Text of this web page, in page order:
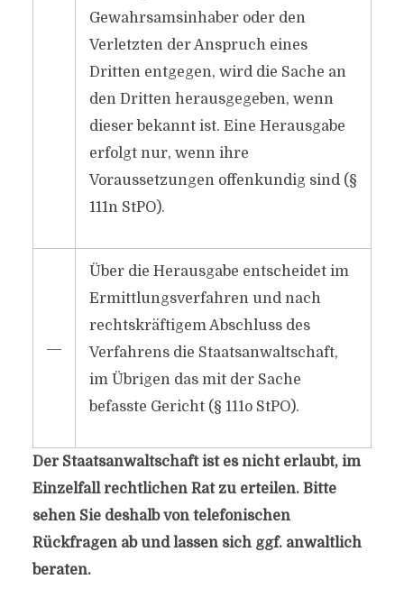
Gewahrsamsinhaber oder den
Verletzten der Anspruch eines
Dritten entgegen, wird die Sache an
den Dritten herausgegeben, wenn
dieser bekannt ist. Eine Herausgabe
erfolgt nur, wenn ihre
Voraussetzungen offenkundig sind (§
111n StPO).
―
Über die Herausgabe entscheidet im
Ermittlungsverfahren und nach
rechtskräftigem Abschluss des
Verfahrens die Staatsanwaltschaft,
im Übrigen das mit der Sache
befasste Gericht (§ 111o StPO).
Der Staatsanwaltschaft ist es nicht erlaubt, im
Einzelfall rechtlichen Rat zu erteilen. Bitte
sehen Sie deshalb von telefonischen
Rückfragen ab und lassen sich ggf. anwaltlich
beraten.